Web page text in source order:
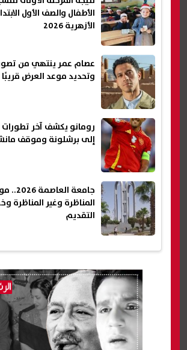
الأطفال والصف الأول
الأزهرية 2026
عصام عمر ينتهي من
وتحديد موعد العرض قريبًا
رومانو يكشف آخر تطورات
إلى برشلونة وموقف
جامعة
المناظرة وغير المناظرة
التقديم